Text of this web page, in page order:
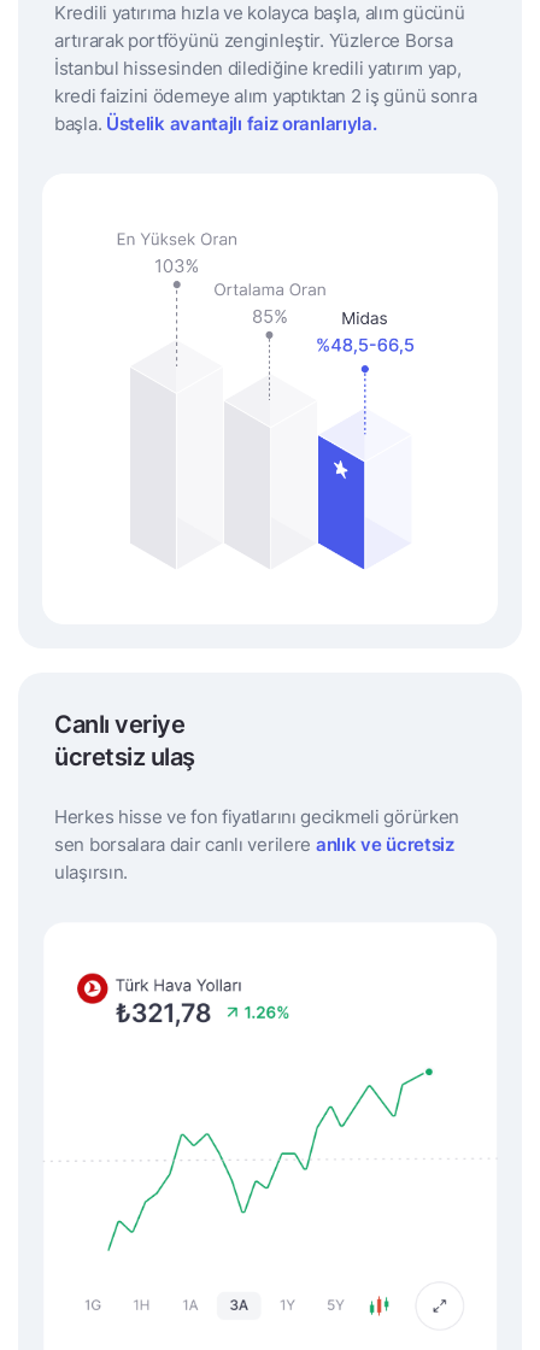
Kredili yatırıma hızla ve kolayca başla, alım gücünü
artırarak portföyünü zenginleştir. Yüzlerce Borsa
İstanbul hissesinden dilediğine kredili yatırım yap,
kredi faizini ödemeye alım yaptıktan 2 iş günü sonra
başla. Üstelik avantajlı faiz oranlarıyla.
Canlı veriye
ücretsiz ulaş
Herkes hisse ve fon fiyatlarını gecikmeli görürken
sen borsalara dair canlı verilere anlık ve ücretsiz
ulaşırsın.